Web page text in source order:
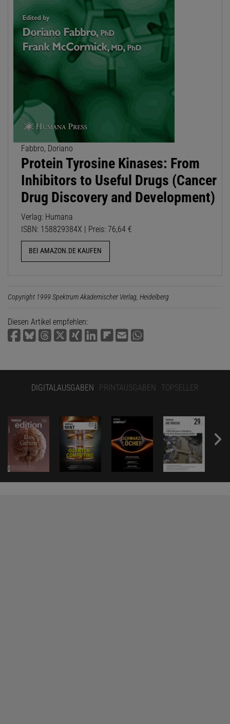
Fabbro, Doriano
Protein Tyrosine Kinases: From
Inhibitors to Useful Drugs (Cancer
Drug Discovery and Development)
Verlag: Humana
ISBN: 158829384X | Preis: 76,64 €
BEI AMAZON.DE KAUFEN
Copyright 1999 Spektrum Akademischer Verlag, Heidelberg
Diesen Artikel empfehlen:
DIGITALAUSGABEN PRINTAUSGABEN TOPSELLER